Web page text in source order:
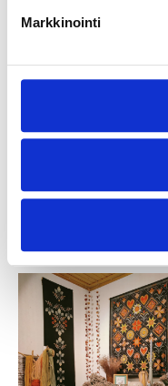
Markkinointi